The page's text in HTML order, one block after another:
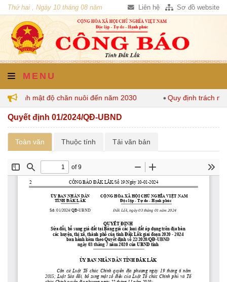
Thứ hai , Ngày 10 tháng 08 năm
2026
Liên hệ Sơ đồ website
MENU
định mật độ chăn nuôi đến năm 2030 Quy định trách
Quyết định 01/2024/QĐ-UBND
Toàn văn Thuộc tính Tải văn bản